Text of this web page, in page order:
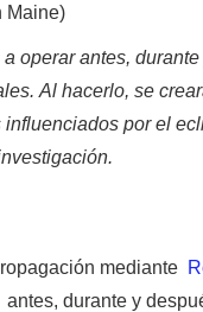
Maine)
operar antes,
Al hacerlo, se
por el
mediante
antes, durante y